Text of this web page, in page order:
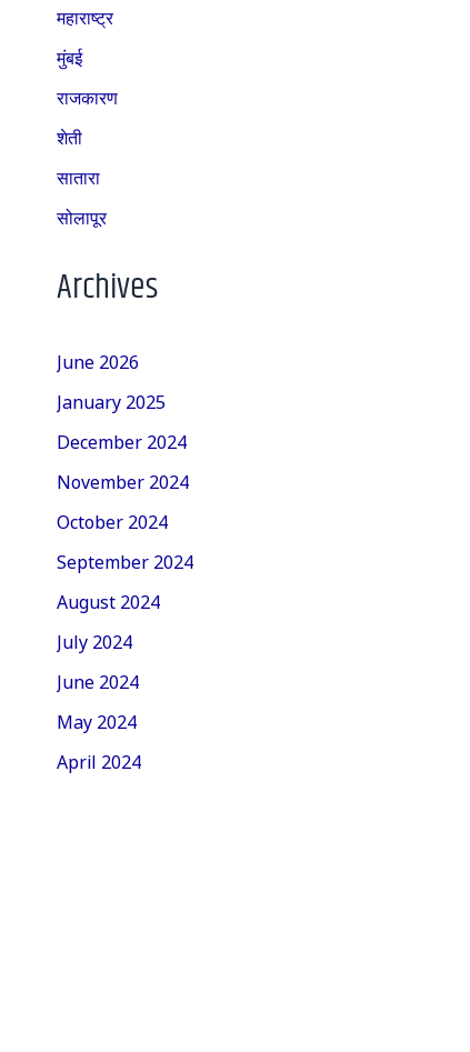
महाराष्ट्र
मुंबई
राजकारण
शेती
सातारा
सोलापूर
Archives
June 2026
January 2025
December 2024
November 2024
October 2024
September 2024
August 2024
July 2024
June 2024
May 2024
April 2024